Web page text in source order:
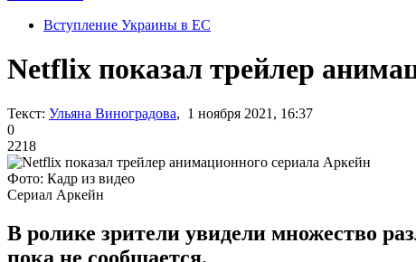
Вступление Украины в ЕС
Netflix показал трейлер
Текст: Ульяна Виноградова, 1 ноября 2021, 16:37
0
2218
Фото: Кадр из видео
Сериал Аркейн
В ролике зрители увидели множество
пока не сообщается.